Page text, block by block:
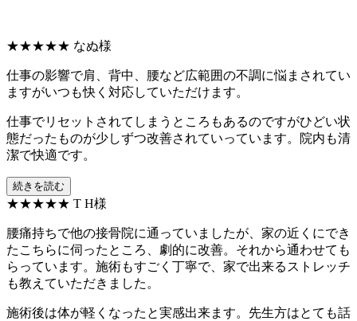
★★★★★ なぬ様
仕事の影響で肩、背中、腰など広範囲の不調に悩まされてい
ますがいつも快く対応していただけます。
仕事でリセットされてしまうところもあるのですがひどい状
態だったものが少しずつ改善されていっています。院内も清
潔で快適です。
続きを読む
★★★★★ T H様
腰痛持ちで他の接骨院に通っていましたが、家の近くにでき
たこちらに伺ったところ、劇的に改善。それから通わせても
らっています。施術もすごく丁寧で、家で出来るストレッチ
も教えていただきました。
施術後は体が軽くなったと実感出来ます。先生方はとても話